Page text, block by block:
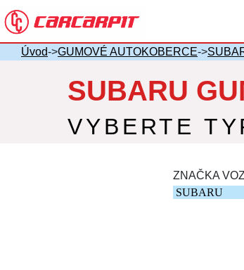
Úvod->GUMOVÉ AUTOKOBERCE->
SUBARU
VYBERTE
ZNAČKA